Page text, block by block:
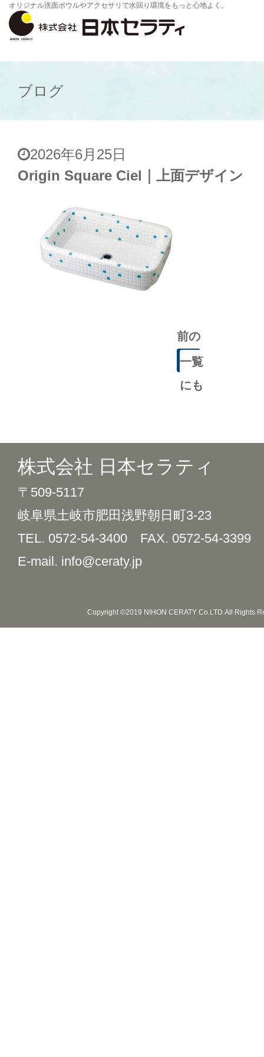
オリジナル洗面ボウルやアクセサリで水回り環境をもっと心地よく。
ブログ
2026年6月25日
Origin Square Ciel｜上面デザイン
前の
記事
一覧
にも
株式会社 日本セラティ
〒509-5117
岐阜県土岐市肥田浅野朝日町3-23
TEL. 0572-54-3400 FAX. 0572-54-3399
E-mail. info@ceraty.jp
Copyright ©2019 NIHON CERATY Co.LTD.All Rights